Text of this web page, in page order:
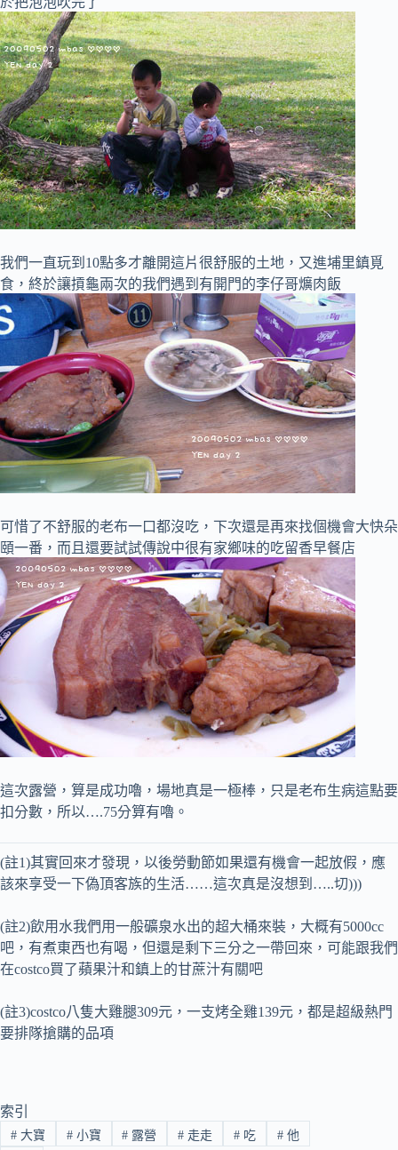
我們一直玩到10點多才離開這片很舒服的土地，又進埔里鎮覓
食，終於讓摃龜兩次的我們遇到有開門的李仔哥爌肉飯
可惜了不舒服的老布一口都沒吃，下次還是再來找個機會大快朵
頤一番，而且還要試試傳說中很有家鄉味的吃留香早餐店
這次露營，算是成功嚕，場地真是一極棒，只是老布生病這點要
扣分數，所以….75分算有嚕。
(註1)其實回來才發現，以後勞動節如果還有機會一起放假，應
該來享受一下偽頂客族的生活……這次真是沒想到…..切)))
(註2)飲用水我們用一般礦泉水出的超大桶來裝，大概有5000cc
吧，有煮東西也有喝，但還是剩下三分之一帶回來，可能跟我們
在costco買了蘋果汁和鎮上的甘蔗汁有關吧
(註3)costco八隻大雞腿309元，一支烤全雞139元，都是超級熱門
要排隊搶購的品項
索引
#大寶 #小寶 # 露營 # 走走 # 吃 #他